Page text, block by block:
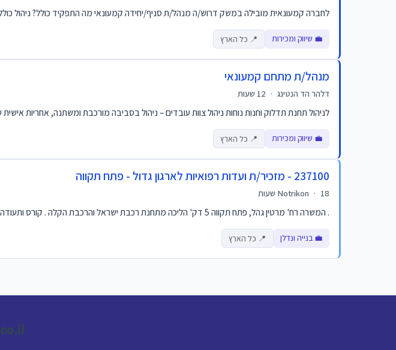
לחברה קמעונאית מובילה במשק דרוש/ה מנהל/ת סניף/יחידה קמעונאי מה התפקיד כולל? ניהול
💼 שיווק ומכירות 📍 כל הארץ
מנהל/ת מתחם קמעונאי
דלהר הד הנטינג ·
לניהול תחנת תדלוק וחנות נוחות ניהול צוות עובדים – ניהול בסביבה מורכבת ומשתנה, אחריות
💼 שיווק ומכירות 📍 כל הארץ
237100 - מזכיר/ת ועדות רפואיות לארגון גדול - פתח תקווה
Notrikon · 18 שעות
. המשרה רח' מרטין גהל, פתח תקווה 5 דק' הליכה מתחנת רכבת ישראל והרכבת הקלה . קורס ותעודה הם מטעם הביטוח הלאומי – נכס מקצועי לכל החיים... דריסת רגל לעולם הר...
💼 בנייה ונדלן 📍 כל הארץ